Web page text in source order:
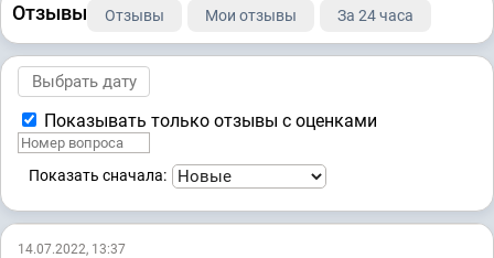
Отзывы Отзывы Мои отзывы За 24 часа
Показывать только отзывы с оценками
Показать сначала:
14.07.2022, 13:37